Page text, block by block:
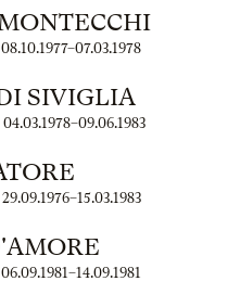
08.10.1977–07.03.1978
SIVIGLIA
04.03.1978–09.06.1983
29.09.1976–15.03.1983
06.09.1981–14.09.1981